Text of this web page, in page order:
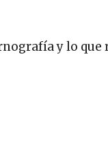
y lo que